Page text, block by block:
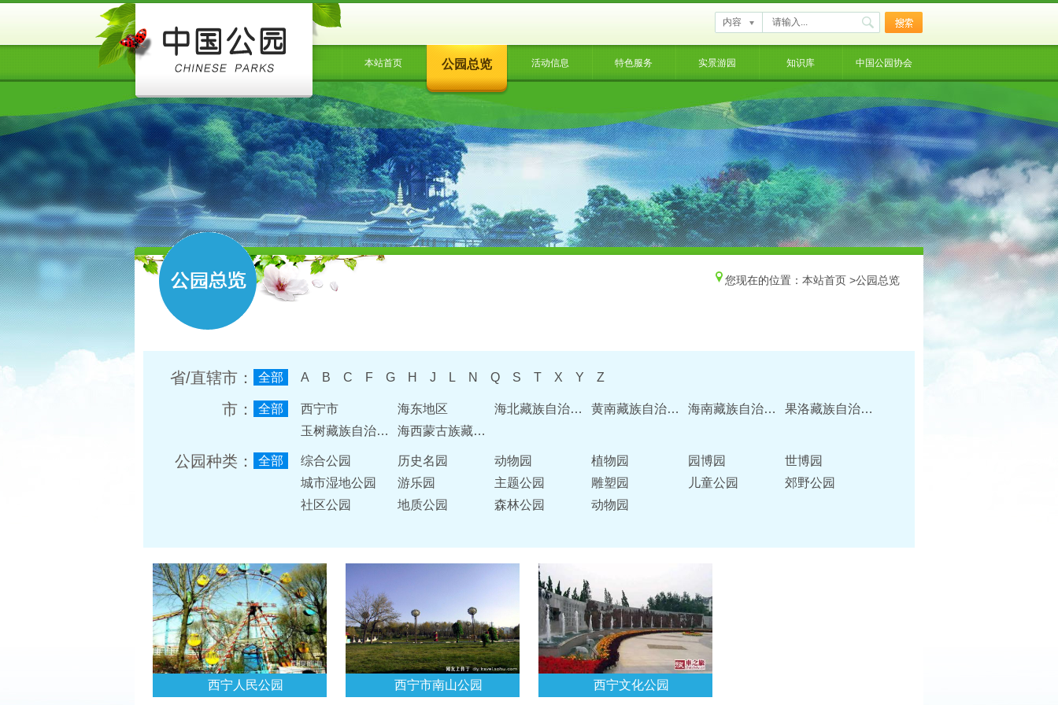
内容
本站首页 公园总览 活动信息 特色服务 实景游园 知识库 中国公园协会
您现在的位置： 本站首页 >公园总览
省/直辖市： 全部 A B C F G H J L N Q S T X Y Z
市： 全部 西宁市 海东地区 海北藏族自治州 黄南藏族自治州 海南藏族自治州
果洛藏族自治州
玉树藏族自治州
海西蒙古族藏族自治州
公园种类： 全部 综合公园 历史名园 动物园 植物园 园博园
世博园
城市湿地公园
游乐园 主题公园 雕塑园 儿童公园
郊野公园
社区公园
地质公园 森林公园 动物园
西宁人民公园 西宁市南山公园 西宁文化公园